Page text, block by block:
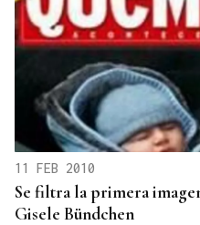
11 FEB 2010
Se filtra la primera
Gisele Bündchen